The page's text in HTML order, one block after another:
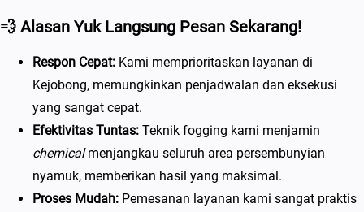
💨 Alasan Yuk Langsung Pesan Sekarang!
Respon Cepat: Kami memprioritaskan layanan di
Kejobong, memungkinkan penjadwalan dan eksekusi
yang sangat cepat.
Efektivitas Tuntas: Teknik fogging kami menjamin
chemicalmenjangkau seluruh area persembunyian
nyamuk, memberikan hasil yang maksimal.
Proses Mudah: Pemesanan layanan kami sangat praktis